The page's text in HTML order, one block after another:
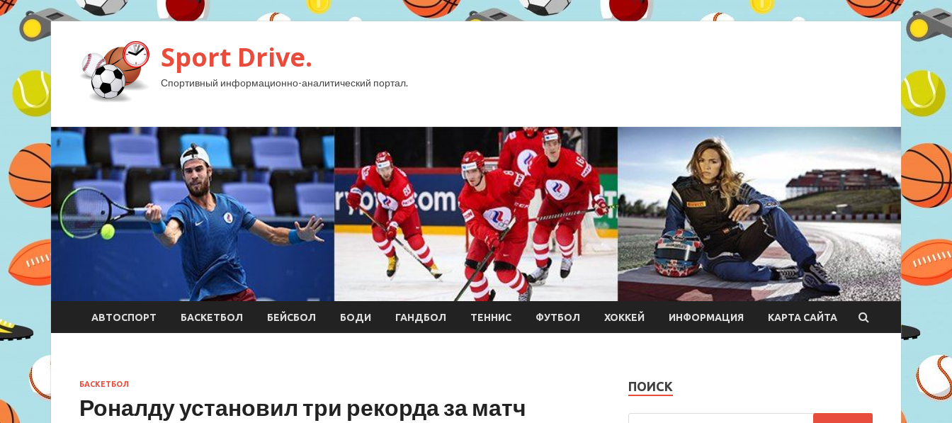
Sport Drive.
Спортивный информационно-аналитический портал.
АВТОСПОРТ БАСКЕТБОЛ БЕЙСБОЛ БОДИ ГАНДБОЛ ТЕННИС ФУТБОЛ ХОККЕЙ ИНФОРМАЦИЯ КАРТА САЙТА
БАСКЕТБОЛ
Роналду установил три рекорда за матч
ПОИСК